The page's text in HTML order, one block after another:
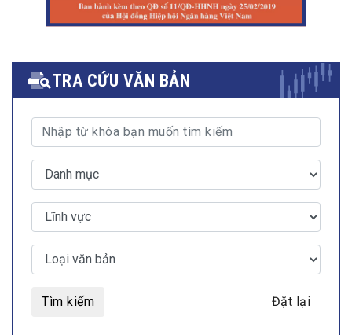
TRA CỨU VĂN BẢN
Tìm kiếm Đặt lại